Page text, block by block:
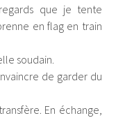
que je tente
en flag en train
soudain.
de garder du
En échange,